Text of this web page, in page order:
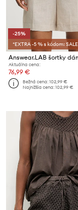
-25%
*EXTRA -5 % s kódom: SALE
Aktuálna cena:
76,99 €
Bežná cena:102,99 €
Najnižšia cena:102,99 €